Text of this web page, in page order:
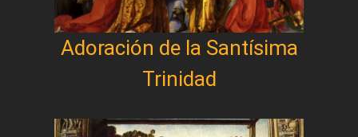
Adoración de la Santísima
Trinidad